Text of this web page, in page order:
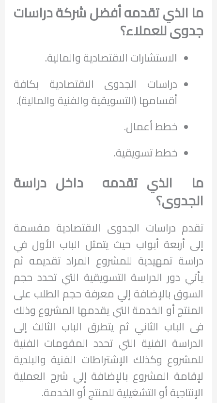
ما الذي تقدمهأفضل شركة دراسات
جدوىللعملاء؟
الاستشارات الاقتصادية والمالية.
دراسات الجدوى الاقتصادية بكافة
أقسامها (التسويقية والفنية والمالية).
خطط أعمال.
خطط تسويقية.
ما الذي تقدمه داخل دراسة
الجدوى؟
تقدم دراسات الجدوى الاقتصادية مقسمة
إلى أربعة أبواب حيث يتمثل الباب الأول في
دراسة تمهيدية للمشروع المراد تقديمه ثم
يأتي دور الدراسة التسويقية التي تحدد حجم
السوق بالإضافة إلي معرفة حجم الطلب على
المنتج أو الخدمة التي يقدمها المشروع وذلك
فى الباب الثاني ثم يتطرق الباب الثالث إلى
الدراسة الفنية التي تحدد المقومات الفنية
للمشروع وكذلك الإشتراطات الفنية والبلدية
لإقامة المشروع بالإضافة إلي شرح العملية
الإنتاجية أو التشغيلية للمنتج أو الخدمة.